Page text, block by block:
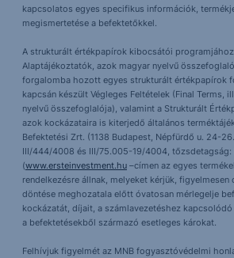
kapcsolatos egyes specifikus információk,
megismertetése a befektetőkkel.
A strukturált értékpapírok kibocsátói
Alaptájékoztatók, azok magyar nyelvű
forgalomba hozott egyes strukturált értékpapírok
kapcsán készült Végleges Feltételek (Final Terms,
nyelvű összefoglalója), valamint a Strukturált
azok kockázataira is kiterjedő általános
Befektetési Zrt. (1138 Budapest, Népfürdő u. 24-
III/444/4008 és III/75.005-19/4004, tőzsdetagság:
(www.ersteinvestment.hu –címen az egyes
rendelkezésre állnak, melyeket kérjük, figyelmesen
döntése meghozatala előtt óvatosan mérlegelje
kockázatát, díjait, a számlavezetéshez
a befektetésekből származó esetleges károkat.
Felhívjuk figyelmét az MNB fogyasztóvédelmi